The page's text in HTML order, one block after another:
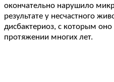
окончательно нарушило
результате у несчастного
дисбактериоз, с которым оно
протяжении многих лет.